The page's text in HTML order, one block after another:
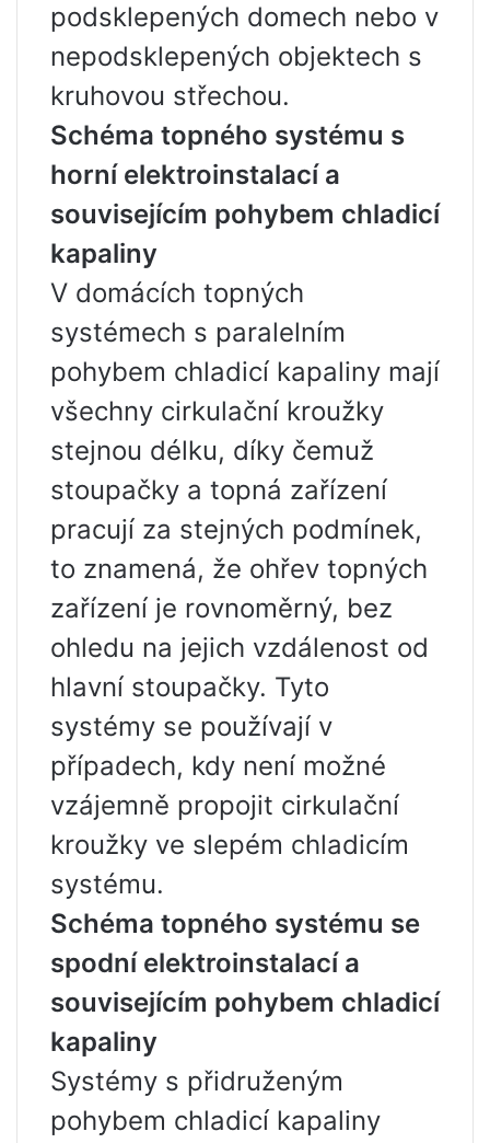
podsklepených domech nebo v
nepodsklepených objektech s
kruhovou střechou.
Schéma topného systému s
horní elektroinstalací a
souvisejícím pohybem chladicí
kapaliny
V domácích topných
systémech s paralelním
pohybem chladicí kapaliny mají
všechny cirkulační kroužky
stejnou délku, díky čemuž
stoupačky a topná zařízení
pracují za stejných podmínek,
to znamená, že ohřev topných
zařízení je rovnoměrný, bez
ohledu na jejich vzdálenost od
hlavní stoupačky. Tyto
systémy se používají v
případech, kdy není možné
vzájemně propojit cirkulační
kroužky ve slepém chladicím
systému.
Schéma topného systému se
spodní elektroinstalací a
souvisejícím pohybem chladicí
kapaliny
Systémy s přidruženým
pohybem chladicí kapaliny